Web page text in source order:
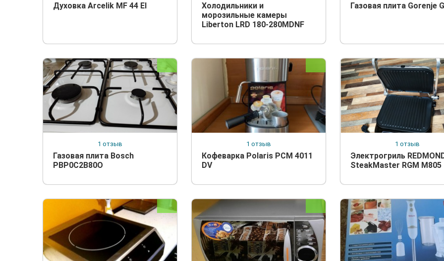
Духовка Arcelik MF 44 El
Холодильники и
морозильные камеры
Liberton LRD 180-280MDNF
Газовая плита Gorenje
1 отзыв
Газовая плита Bosch
PBP0C2B80O
1 отзыв
Кофеварка Polaris РСМ 4011
DV
1 отзыв
Электрогриль
SteakMaster RGM M805